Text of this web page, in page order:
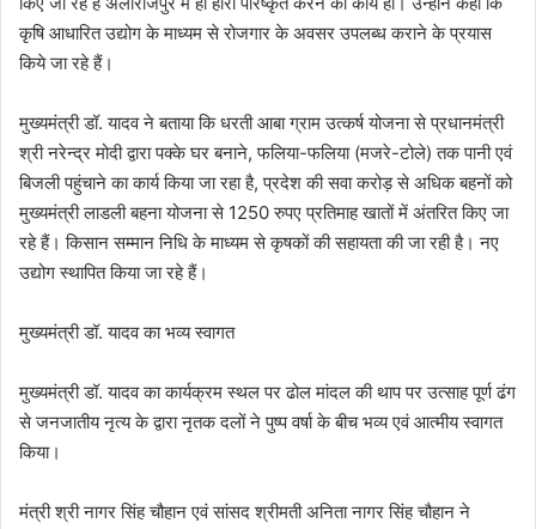
कृषि आधारित उद्योग के माध्यम से रोजगार के अवसर उपलब्ध कराने के प्रयास
किये जा रहे हैं।
मुख्यमंत्री डॉ. यादव ने बताया कि धरती आबा ग्राम उत्कर्ष योजना से प्रधानमंत्री
श्री नरेन्द्र मोदी द्वारा पक्के घर बनाने, फलिया-फलिया (मजरे-टोले) तक पानी एवं
बिजली पहुंचाने का कार्य किया जा रहा है, प्रदेश की सवा करोड़ से अधिक बहनों को
मुख्यमंत्री लाडली बहना योजना से 1250 रुपए प्रतिमाह खातों में अंतरित किए जा
रहे हैं। किसान सम्मान निधि के माध्यम से कृषकों की सहायता की जा रही है। नए
उद्योग स्थापित किया जा रहे हैं।
मुख्यमंत्री डॉ. यादव का भव्य स्वागत
मुख्यमंत्री डॉ. यादव का कार्यक्रम स्थल पर ढोल मांदल की थाप पर उत्साह पूर्ण ढंग
से जनजातीय नृत्य के द्वारा नृतक दलों ने पुष्प वर्षा के बीच भव्य एवं आत्मीय स्वागत
किया।
मंत्री श्री नागर सिंह चौहान एवं सांसद श्रीमती अनिता नागर सिंह चौहान ने